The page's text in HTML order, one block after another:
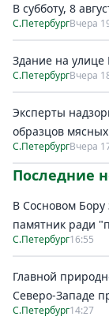
В субботу, 8
С.ПетербургВчера
Здание на улице
С.ПетербургВчера
Эксперты
образцов
С.ПетербургВчера
Последние
В Сосновом
памятник ради
С.Петербург16:55
Главной
Северо-Западе
С.Петербург14:27